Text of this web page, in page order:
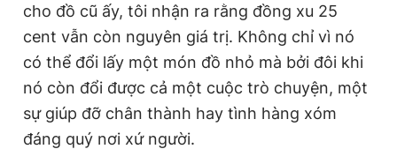
cho đồ cũ ấy, tôi nhận ra rằng đồng xu 25
cent vẫn còn nguyên giá trị. Không chỉ vì nó
có thể đổi lấy một món đồ nhỏ mà bởi đôi khi
nó còn đổi được cả một cuộc trò chuyện, một
sự giúp đỡ chân thành hay tình hàng xóm
đáng quý nơi xứ người.